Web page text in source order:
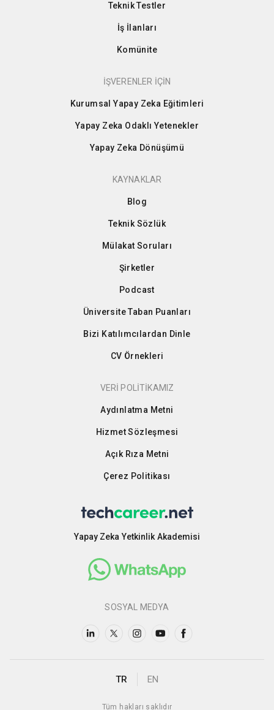
Teknik Testler
İş İlanları
Komünite
İŞVERENLER İÇİN
Kurumsal Yapay Zeka Eğitimleri
Yapay Zeka Odaklı Yetenekler
Yapay Zeka Dönüşümü
KAYNAKLAR
Blog
Teknik Sözlük
Mülakat Soruları
Şirketler
Podcast
Üniversite Taban Puanları
Bizi Katılımcılardan Dinle
CV Örnekleri
VERİ POLİTİKAMIZ
Aydınlatma Metni
Hizmet Sözleşmesi
Açık Rıza Metni
Çerez Politikası
Yapay Zeka Yetkinlik Akademisi
SOSYAL MEDYA
TR EN
Tüm hakları saklıdır